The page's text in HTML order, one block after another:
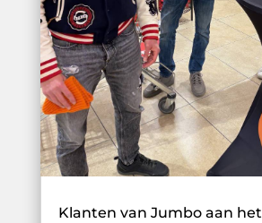
Klanten van Jumbo aan het